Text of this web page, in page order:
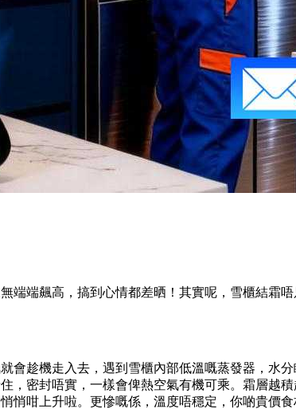
端端飆高，搞到心情都差晒！其實呢，雪櫃結霜
會趁機走入去，遇到雪櫃內部低溫嘅蒸發器，水
，密封唔實，一樣會俾熱空氣有機可乘。霜層越
咁上升啦。更慘嘅係，溫度唔穩定，你啲貴價食